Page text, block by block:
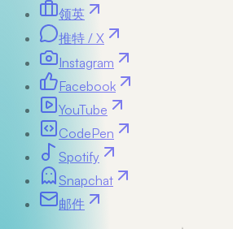
领英
推特 / X
Instagram
Facebook
YouTube
CodePen
Spotify
Snapchat
邮件